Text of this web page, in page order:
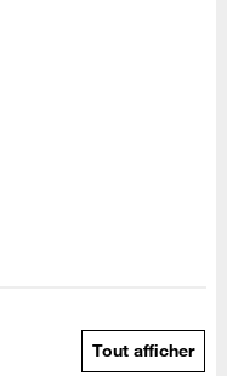
Tout afficher